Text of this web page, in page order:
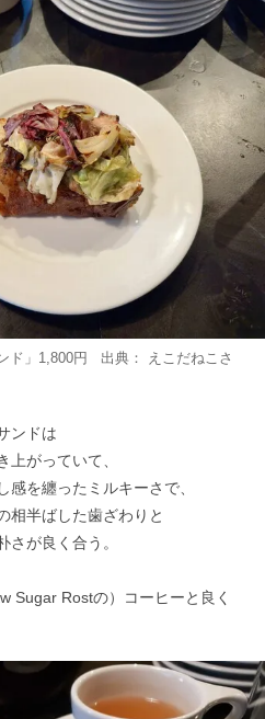
ド」1,800円 出典： えこだねこ さ
ンドは
上がっていて、
を纏ったミルキーさで、
相半ばした歯ざわりと
さが良く合う。
Sugar Rostの）コーヒーと良く